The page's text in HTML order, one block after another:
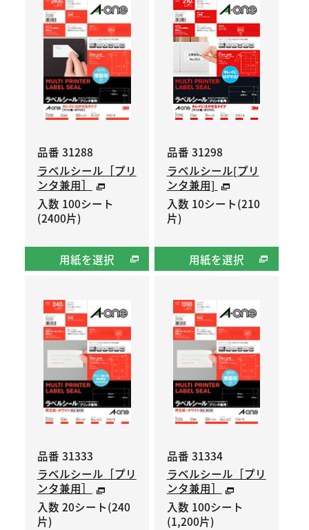
品番 31288
ラベルシール［プリ
ンタ兼用］
入数 100シート
(2400片)
用紙を選択
品番 31298
ラベルシール[プリ
ンタ兼用]
入数 10シート(210
片)
用紙を選択
品番 31333
ラベルシール［プリ
ンタ兼用］
入数 20シート(240
片)
品番 31334
ラベルシール［プリ
ンタ兼用］
入数 100シート
(1,200片)